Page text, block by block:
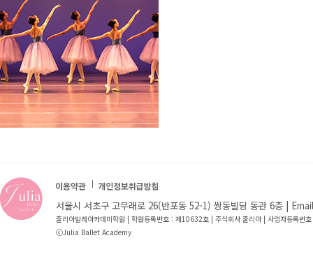
서울시 서초구 고무래로 26(반포동 52-1) 쌍동빌딩 동관 6층 |
줄리아발레아카데미학원 | 학원등록번호 : 제10632호 | 주식회사 줄리아 | 사업자등록번
ⓒJulia Ballet Academy